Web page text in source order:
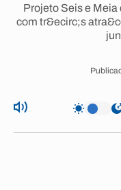
Projeto Seis e
com tr&ecirc;s